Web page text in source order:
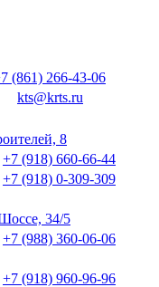
(861) 266-43-06
kts@krts.ru
8
+7 (918) 660-66-44
+7 (918) 0-309-309
34/5
+7 (988) 360-06-06
+7 (918) 960-96-96